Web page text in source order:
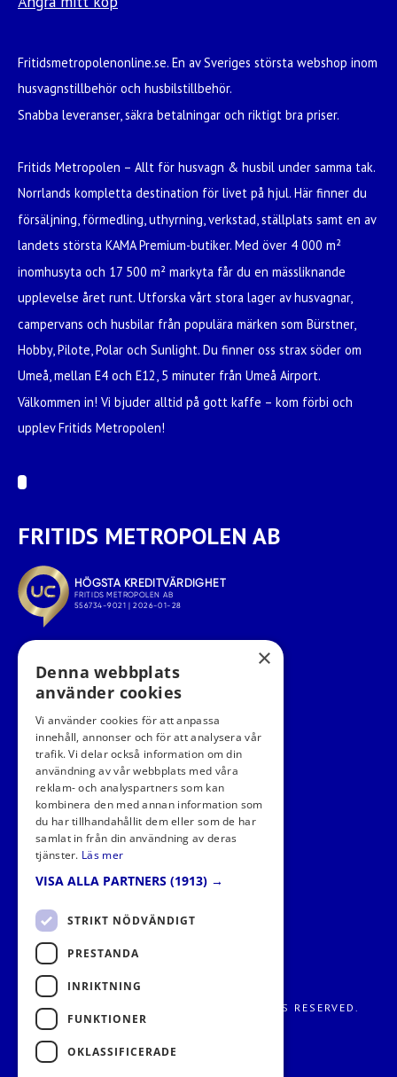
Fritidsmetropolenonline.se. En av Sveriges största webshop inom
husvagnstillbehör och husbilstillbehör.
Snabba leveranser, säkra betalningar och riktigt bra priser.
Fritids Metropolen – Allt för husvagn & husbil under samma tak.
Norrlands kompletta destination för livet på hjul. Här finner du
försäljning, förmedling, uthyrning, verkstad, ställplats samt en av
landets största KAMA Premium-butiker. Med över 4 000 m²
inomhusyta och 17 500 m² markyta får du en mässliknande
upplevelse året runt. Utforska vårt stora lager av husvagnar,
campervans och husbilar från populära märken som Bürstner,
Hobby, Pilote, Polar och Sunlight. Du finner oss strax söder om
Umeå, mellan E4 och E12, 5 minuter från Umeå Airport.
Välkommen in! Vi bjuder alltid på gott kaffe – kom förbi och
upplev Fritids Metropolen!
FRITIDS METROPOLEN AB
FÖLJ OSS I SOCIALA MEDIER
FRITIDS METROPOLEN AB 2026. ALL RIGHTS RESERVED.
×
Denna webbplats
använder cookies
Vi använder cookies för att anpassa
innehåll, annonser och för att analysera vår
trafik. Vi delar också information om din
användning av vår webbplats med våra
reklam- och analyspartners som kan
kombinera den med annan information som
du har tillhandahållit dem eller som de har
samlat in från din användning av deras
tjänster. Läs mer
VISA ALLA PARTNERS (1913) →
STRIKT NÖDVÄNDIGT
PRESTANDA
INRIKTNING
FUNKTIONER
OKLASSIFICERADE